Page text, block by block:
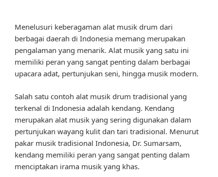
Menelusuri keberagaman alat musik drum dari
berbagai daerah di Indonesia memang merupakan
pengalaman yang menarik. Alat musik yang satu ini
memiliki peran yang sangat penting dalam berbagai
upacara adat, pertunjukan seni, hingga musik modern.
Salah satu contoh alat musik drum tradisional yang
terkenal di Indonesia adalah kendang. Kendang
merupakan alat musik yang sering digunakan dalam
pertunjukan wayang kulit dan tari tradisional. Menurut
pakar musik tradisional Indonesia, Dr. Sumarsam,
kendang memiliki peran yang sangat penting dalam
menciptakan irama musik yang khas.